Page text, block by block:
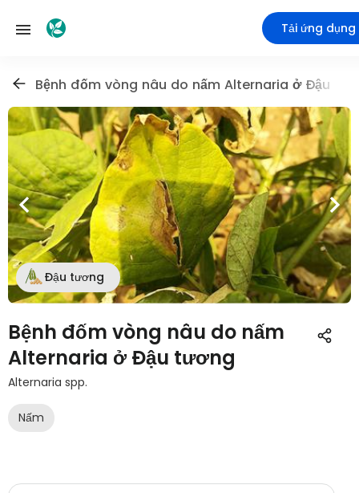
Tải ứng dụng
Bệnh đốm vòng nâu do nấm Alternaria ở Đậu
Đậu tương
Bệnh đốm vòng nâu do nấm
Alternaria ở Đậu tương
Alternaria spp.
Nấm